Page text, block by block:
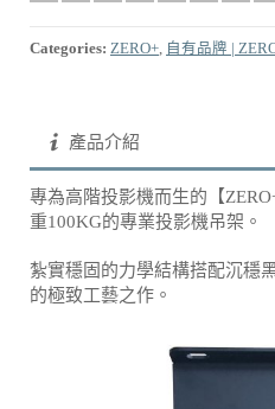
Categories: ZERO+, 自有品牌 |
產品介紹
專為高階投影機而生的【
重100KG的專業投影機吊架。
紮實穩固的力學結構搭配沉穩
的極致工藝之作。